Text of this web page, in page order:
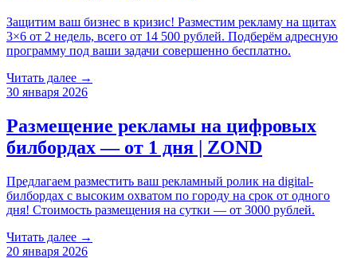
Защитим ваш бизнес в кризис! Разместим рекламу на щитах
3×6 от 2 недель, всего от 14 500 рублей. Подберём адресную
программу под ваши задачи совершенно бесплатно.
Читать далее →
30 января 2026
Размещение рекламы на цифровых
билбордах — от 1 дня | ZOND
Предлагаем разместить ваш рекламный ролик на digital-
билбордах с высоким охватом по городу на срок от одного
дня! Стоимость размещения на сутки — от 3000 рублей.
Читать далее →
20 января 2026